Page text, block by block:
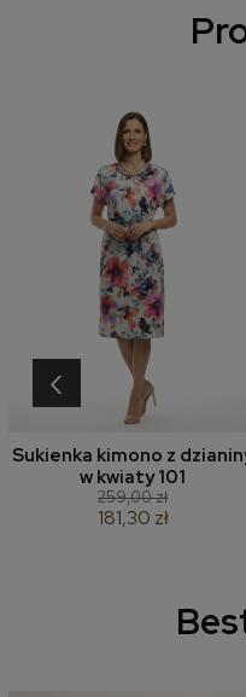
Sukienka kimono z
w kwiaty 101
259,00 zł
181,30 zł
‹